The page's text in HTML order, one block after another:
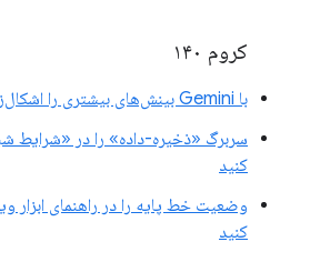
کروم ۱۴۰
با Gemini بینش‌های بیشتری را اشکال‌زدایی کنید
سربرگ «ذخیره-داده» را در «شرایط
کنید
کنید